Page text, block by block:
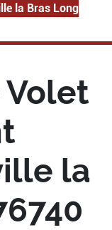
la Bras Long
Volet
la